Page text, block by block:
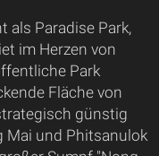
als Paradise Park,
im Herzen von
Park
Fläche von
günstig
Mai und Phitsanulok